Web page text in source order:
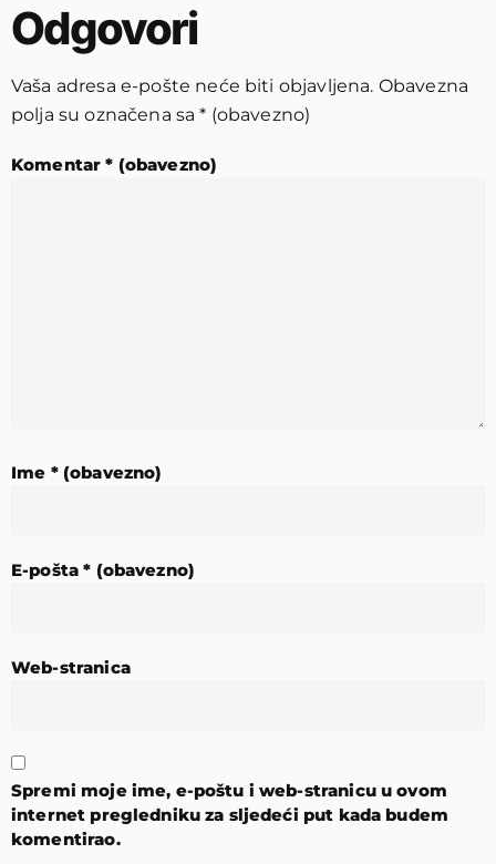
Odgovori
Vaša adresa e-pošte neće biti objavljena. Obavezna
polja su označena sa* (obavezno)
Komentar* (obavezno)
Ime * (obavezno)
E-pošta* (obavezno)
Web-stranica
Spremi moje ime, e-poštu i web-stranicu u ovom
internet pregledniku za sljedeći put kada budem
komentirao.